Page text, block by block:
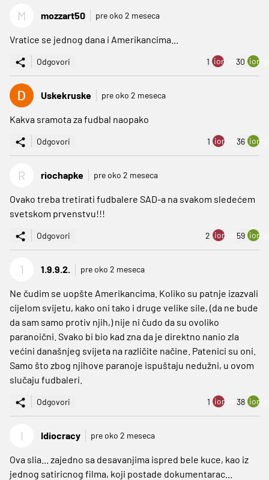
M mozzart50 pre oko 2 meseca
Vratice se jednog dana i Amerikancima...
Odgovori 1 ion:minus
30
Uskekruske pre oko 2 meseca
Kakva sramota za fudbal naopako
Odgovori 1 ion:minus
36
R riochapke pre oko 2 meseca
Ovako treba tretirati fudbalere SAD-a na svakom sledećem
svetskom prvenstvu!!!
Odgovori 2 ion:minus
59
1 1.9.9.2. pre oko 2 meseca
Ne čudim se uopšte Amerikancima. Koliko su patnje izazvali
cijelom svijetu, kako oni tako i druge velike sile, (da ne bude
da sam samo protiv njih,) nije ni čudo da su ovoliko
paranoični. Svako bi bio kad zna da je direktno nanio zla
većini današnjeg svijeta na različite načine. Patenici su oni.
Samo što zbog njihove paranoje ispuštaju nedužni, u ovom
slučaju fudbaleri.
Odgovori 1 ion:minus
38
I Idiocracy pre oko 2 meseca
Ova slia... zajedno sa desavanjima ispred bele kuce, kao iz
jednog satiricnog filma, koji postade dokumentarac...